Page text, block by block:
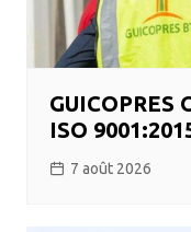
ISO
7 août 2026